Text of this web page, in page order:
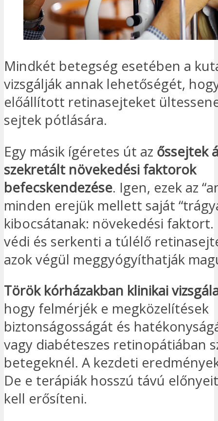
Mindkét betegség esetében a
vizsgálják annak lehetőségét,
előállított retinasejteket
sejtek pótlására.
Egy másik ígéretes út az őssejtek
szekretált növekedési faktorok
befecskendezése. Igen, ezek az
minden erejük mellett saját
kibocsátanak: növekedési faktort.
védi és serkenti a túlélő
azok végül meggyógyíthatják
Török kórházakban klinikai
hogy felmérjék e megközelítések
biztonságosságát és
vagy diabéteszes retinopátiában
betegeknél. A kezdeti
De e terápiák hosszú távú
kell erősíteni.